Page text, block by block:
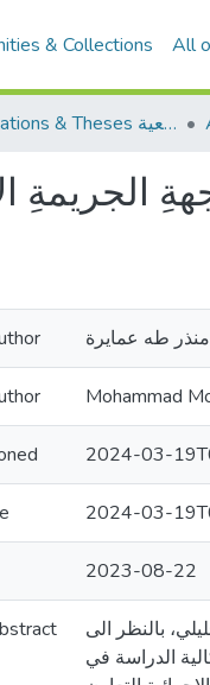
& Collections All
Dissertations & Theses الرسائل الجامعية
الجريمةِ
طه عمايرة
Mohammad
2024-03-
2024-03-
2023-08-22
بالنظر الى
الدراسة في